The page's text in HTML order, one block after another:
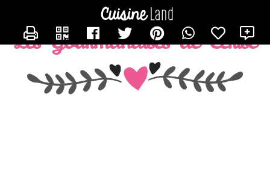
Les Gourmandises de Cerise
CONTACTER CERISE-FRAISE